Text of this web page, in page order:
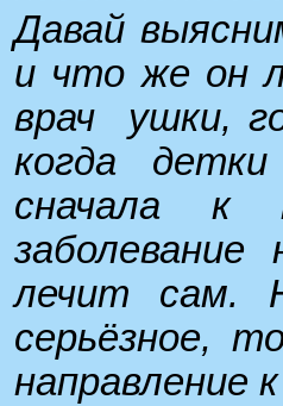
Давай
и что же он
врач ушки,
когда
сначала к
лечит сам.
серьёзное,
направление